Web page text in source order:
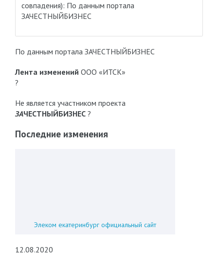
совпадения): По данным портала
ЗАЧЕСТНЫЙБИЗНЕС
По данным портала ЗАЧЕСТНЫЙБИЗНЕС
Лента изменений ООО «ИТСК»
?
Не является участником проекта
ЗАЧЕСТНЫЙБИЗНЕС?
Последние изменения
Элеком екатеринбург официальный сайт
12.08.2020